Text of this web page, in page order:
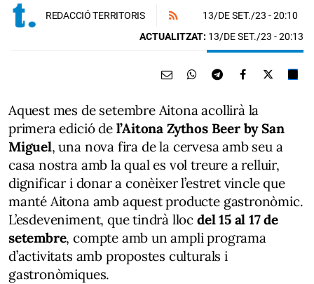
REDACCIÓ TERRITORIS 13/DE SET./23 - 20:10
ACTUALITZAT: 13/DE SET./23 - 20:13
Aquest mes de setembre Aitona acollirà la
primera edició de l’Aitona Zythos Beer by San
Miguel, una nova fira de la cervesa amb seu a
casa nostra amb la qual es vol treure a relluir,
dignificar i donar a conèixer l’estret vincle que
manté Aitona amb aquest producte gastronòmic.
L’esdeveniment, que tindrà lloc del 15 al 17 de
setembre, compte amb un ampli programa
d’activitats amb propostes culturals i
gastronòmiques.